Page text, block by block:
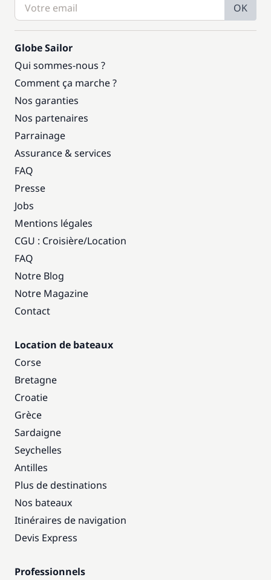
OK
Globe Sailor
Qui sommes-nous ?
Comment ça marche ?
Nos garanties
Nos partenaires
Parrainage
Assurance & services
FAQ
Presse
Jobs
Mentions légales
CGU : Croisière/Location
FAQ
Notre Blog
Notre Magazine
Contact
Location de bateaux
Corse
Bretagne
Croatie
Grèce
Sardaigne
Seychelles
Antilles
Plus de destinations
Nos bateaux
Itinéraires de navigation
Devis Express
Professionnels